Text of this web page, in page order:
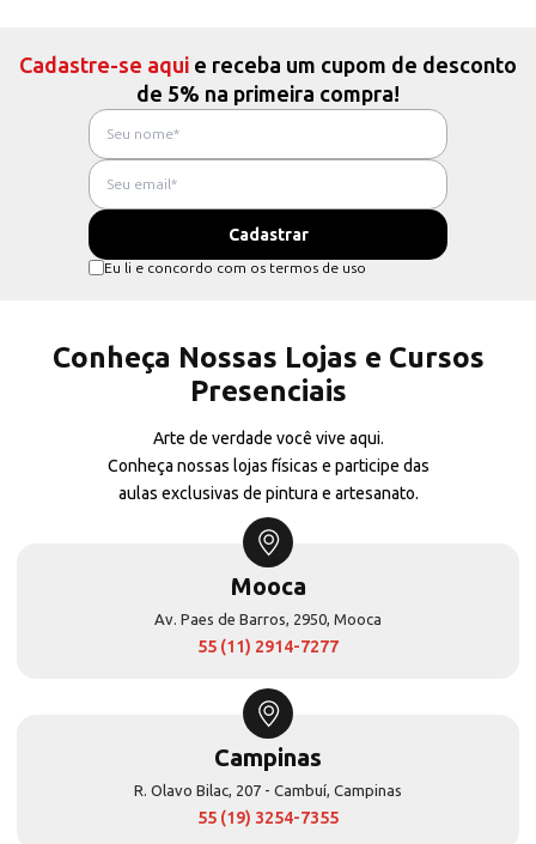
Cadastre-se aqui e receba um cupom de desconto
de 5% na primeira compra!
Eu li e concordo com os termos de uso
Conheça Nossas Lojas e Cursos
Presenciais
Arte de verdade você vive aqui.
Conheça nossas lojas físicas e participe das
aulas exclusivas de pintura e artesanato.
Mooca
Av. Paes de Barros, 2950, Mooca
55 (11) 2914-7277
Campinas
R. Olavo Bilac, 207 - Cambuí, Campinas
55 (19) 3254-7355